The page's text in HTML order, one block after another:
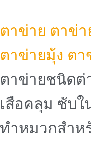
ตาข่าย ตาข่
ตาข่ายมุ้ง ตา
ตาข่ายชนิดต่
เสือคลุม ซับ
ทำหมวกสำห